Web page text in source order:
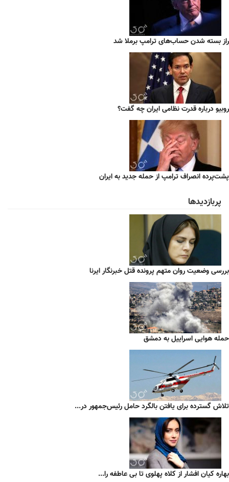
راز بسته شدن حساب‌های ترامپ برملا شد
روبیو درباره قدرت نظامی ایران چه گفت؟
پشت‌پرده انصراف ترامپ از حمله جدید به ایران
پربازدیدها
بررسی وضعیت روان متهم پرونده قتل خبرنگار ایرنا
حمله هوایی اسراییل به دمشق
تلاش گسترده برای یافتن بالگرد حامل رئیس‌جمهور در...
بهاره کیان افشار از کلاه پهلوی تا بی عاطفه را...